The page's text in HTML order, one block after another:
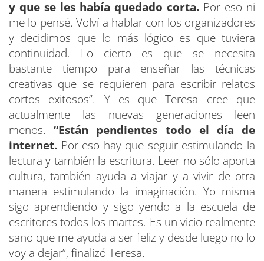
y que se les había quedado corta. Por eso ni
me lo pensé. Volví a hablar con los organizadores
y decidimos que lo más lógico es que tuviera
continuidad. Lo cierto es que se necesita
bastante tiempo para enseñar las técnicas
creativas que se requieren para escribir relatos
cortos exitosos”. Y es que Teresa cree que
actualmente las nuevas generaciones leen
menos.“Están pendientes todo el día de
internet. Por eso hay que seguir estimulando la
lectura y también la escritura. Leer no sólo aporta
cultura, también ayuda a viajar y a vivir de otra
manera estimulando la imaginación. Yo misma
sigo aprendiendo y sigo yendo a la escuela de
escritores todos los martes. Es un vicio realmente
sano que me ayuda a ser feliz y desde luego no lo
voy a dejar”, finalizó Teresa.